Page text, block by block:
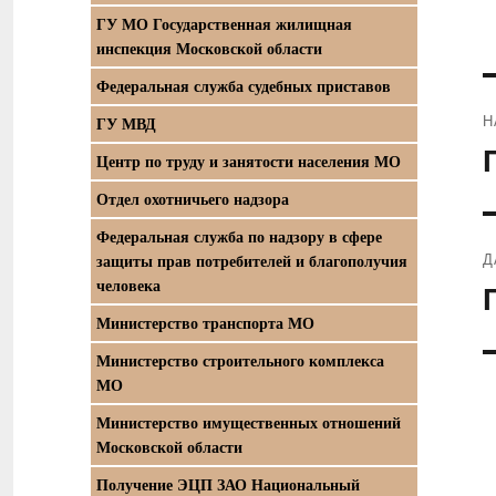
ГУ МО Государственная жилищная
инспекция Московской области
Федеральная служба судебных приставов
ГУ МВД
Центр по труду и занятости населения МО
Отдел охотничьего надзора
Федеральная служба по надзору в сфере
защиты прав потребителей и благополучия
человека
Министерство транспорта МО
Министерство строительного комплекса
МО
Министерство имущественных отношений
Московской области
Получение ЭЦП ЗАО Национальный